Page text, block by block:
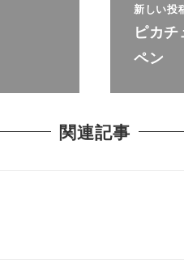
新しい投
ピカ
ペン
関連記事